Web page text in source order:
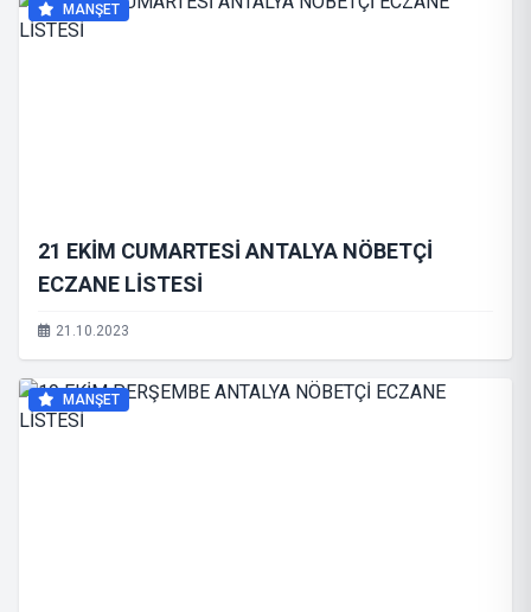
MANŞET
21 EKİM CUMARTESİ ANTALYA NÖBETÇİ
ECZANE LİSTESİ
21.10.2023
MANŞET